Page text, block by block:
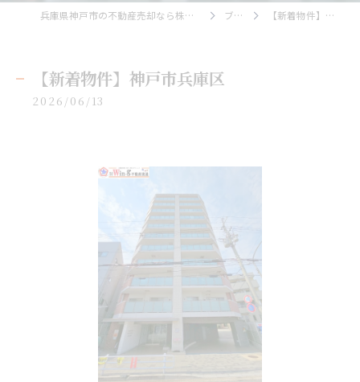
兵庫県神戸市の不動産売却なら株式会社Wing不動産流通 ブログ 【新着物件】神戸市兵庫区
【新着物件】神戸市兵庫区
2026/06/13